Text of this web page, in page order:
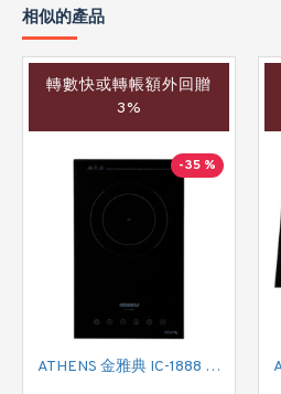
相似的產品
轉數快或轉帳額外回贈
3%
-35 %
ATHENS 金雅典 IC-1888 單頭電磁爐